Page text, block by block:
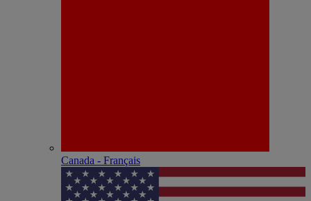
Canada - Français